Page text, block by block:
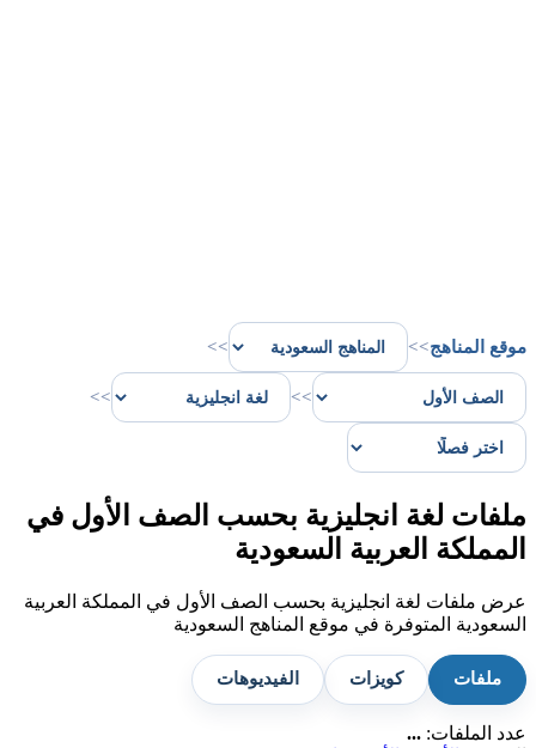
موقع المناهج>>
>>
>>
>>
ملفات لغة انجليزية بحسب الصف الأول في
المملكة العربية السعودية
عرض ملفات لغة انجليزية بحسب الصف الأول في المملكة العربية
السعودية المتوفرة في موقع المناهج السعودية
ملفات كويزات الفيديوهات
عدد الملفات: ...